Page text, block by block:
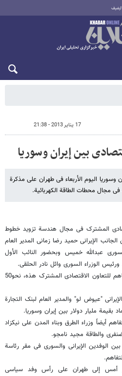
أرشيف
17 يناير 2013 - 21:38
بین إیران وسوریا
وسوریا الیوم الأربعاء‌ فی طهران على مذکرة
مجال محطات الطاقة الکهربائیة.
المشترک فی مجال هندسة تزوید خطوط
الإیرانی حمید رضا زمانی المدیر العام
عبدالله خمیس وبحضور النائب الأول
الوزراء السوری وائل نادر الحلقی.
وتبلغ القیمه الاقتصادیة لمذکرة التفاهم للتعاون الاقتصادی المشترک هذه، نحو50
"عیوض لو" والمدیر العام لبنک التجارة
بقیمة ملیار دولار بین إیران وسوریا.
أیضاً وزراء الطرق وبناء‌ المدن علی نیکزاد
والطاقة مجید نامجو.
الوفدین الإیرانی والسوری فی مقر رئاسة
أمس إلى طهران على رأس وفد سیاسی